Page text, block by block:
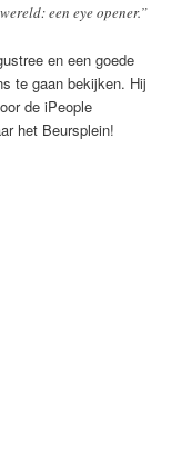
een eye opener.”
en een goede
te gaan bekijken. Hij
de iPeople
het Beursplein!